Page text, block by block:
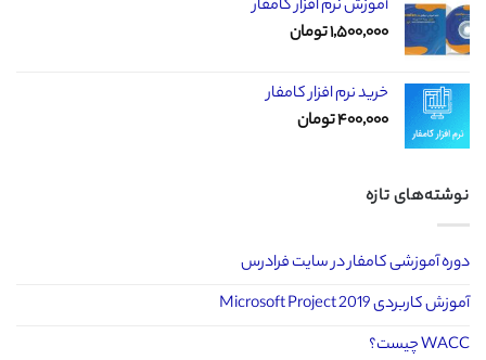
آموزش نرم افزار کامفار
۱,۵۰۰,۰۰۰تومان
خرید نرم افزار کامفار
۴۰۰,۰۰۰تومان
نوشته‌های تازه
دوره آموزشی کامفار در سایت فرادرس
آموزش کاربردی Microsoft Project 2019
WACC چیست؟